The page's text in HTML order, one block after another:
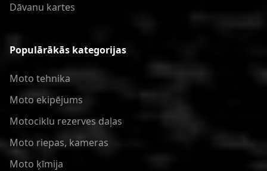
Dāvanu kartes
Populārākās kategorijas
Moto tehnika
Moto ekipējums
Motociklu rezerves daļas
Moto riepas, kameras
Moto ķīmija